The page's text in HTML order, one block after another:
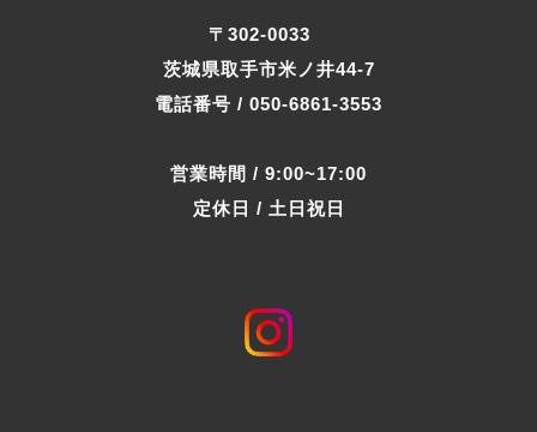
〒302-0033
茨城県取手市米ノ井44-7
電話番号 / 050-6861-3553
営業時間 / 9:00~17:00
定休日 / 土日祝日